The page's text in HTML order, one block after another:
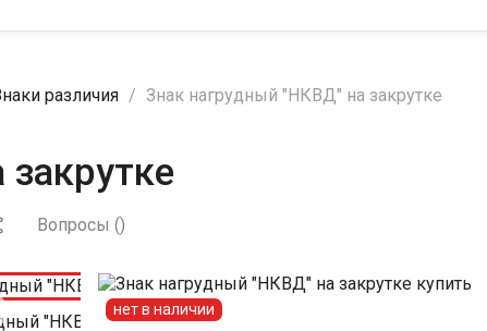
различия Знак нагрудный "НКВД" на закрутке
Вопросы ()
нет в наличии